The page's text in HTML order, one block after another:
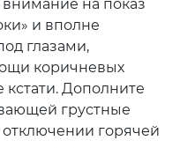
на показ
и вполне
глазами,
коричневых
кстати. Дополните
грустные
горячей